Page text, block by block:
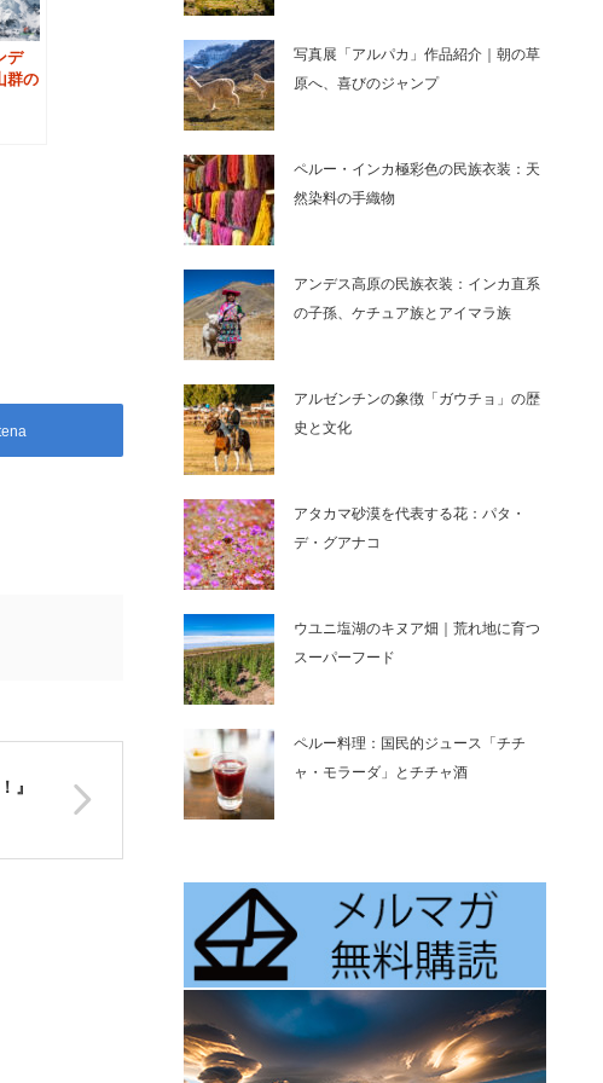
デ
群の
』
写真展「アルパカ」作品紹介｜朝の草
原へ、喜びのジャンプ
ペルー・インカ極彩色の民族衣装：天
然染料の手織物
アンデス高原の民族衣装：インカ直系
の子孫、ケチュア族とアイマラ族
アルゼンチンの象徴「ガウチョ」の歴
史と文化
アタカマ砂漠を代表する花：パタ・
デ・グアナコ
ウユニ塩湖のキヌア畑｜荒れ地に育つ
スーパーフード
ペルー料理：国民的ジュース「チチ
ャ・モラーダ」とチチャ酒